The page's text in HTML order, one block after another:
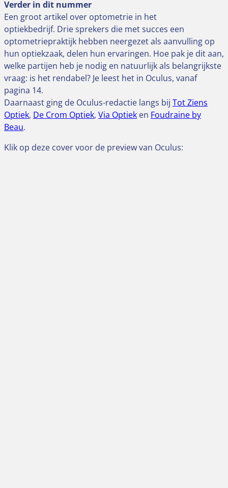
Verder in dit nummer
Een groot artikel over optometrie in het
optiekbedrijf. Drie sprekers die met succes een
optometriepraktijk hebben neergezet als aanvulling op
hun optiekzaak, delen hun ervaringen. Hoe pak je dit aan,
welke partijen heb je nodig en natuurlijk als belangrijkste
vraag: is het rendabel? Je leest het in Oculus, vanaf
pagina 14.
Daarnaast ging de Oculus-redactie langs bij Tot Ziens
Optiek, De Crom Optiek, Via Optiek en Foudraine by
Beau.
Klik op deze cover voor de preview van Oculus: